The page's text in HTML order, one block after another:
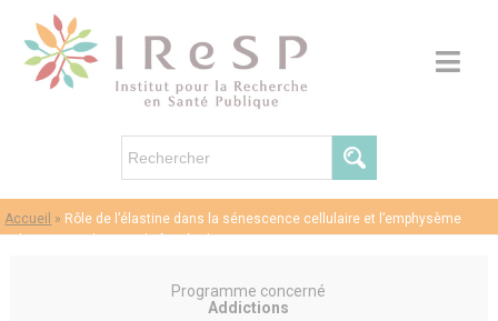
Accueil » Rôle de l’élastine dans la sénescence cellulaire et l’emphysème
pulmonaire induits par la fumée de cigarette
Programme concerné
Addictions